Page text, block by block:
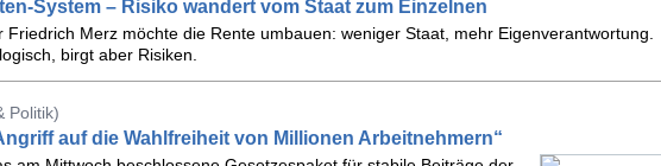
System – Risiko wandert vom Staat zum Einzelnen
Friedrich Merz möchte die Rente umbauen: weniger Staat, mehr Eigenverantwortung.
birgt aber Risiken.
Politik)
auf die Wahlfreiheit von Millionen Arbeitnehmern“